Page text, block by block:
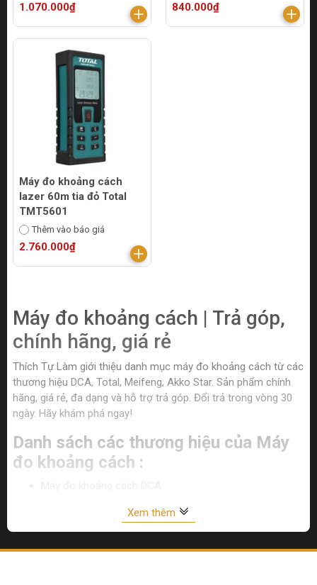
1.070.000₫ 840.000₫
Máy đo khoảng cách
lazer 60m tia đỏ Total
TMT5601
Thêm vào báo giá
2.760.000₫
Máy đo khoảng cách | Trả góp,
chính hãng, giá rẻ
Thích Tự Làm giới thiệu danh mục máy đo khoảng cách từ các
thương hiệu DCA, Total, Meifeng, Akko Star. Sản phẩm chính
hãng, giá rẻ, đa dạng và hỗ trợ trả góp. Đổi trả trong vòng 30
ngày. Hãy khám phá ngay!
Danh sách các thương hiệu của Máy
đo khoảng cách :
Máy đo khoảng cách Total
Xem thêm